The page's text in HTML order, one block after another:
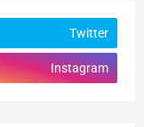
Twitter
Instagram